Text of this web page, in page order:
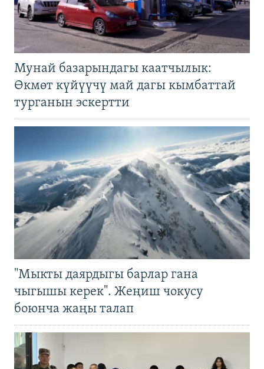
Мунай базарындагы каатчылык:
Өкмөт күйүүчү май дагы кымбаттай
турганын эскертти
"Мыкты даярдыгы барлар гана
чыгышы керек". Жеңиш чокусу
боюнча жаңы талап